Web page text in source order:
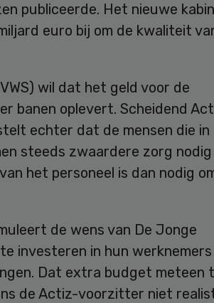
publiceerde. Het nieuwe
euro bij om de kwaliteit
wil dat het geld voor de
banen oplevert. Scheidend
echter dat de mensen die in
steeds zwaardere zorg nodig
het personeel is dan nodig
de wens van De Jonge
investeren in hun werknemers
Dat extra budget meteen
de Actiz-voorzitter niet